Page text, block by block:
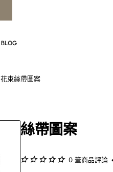
BLOG
花束絲帶圖案
絲帶圖案
0 筆商品評論